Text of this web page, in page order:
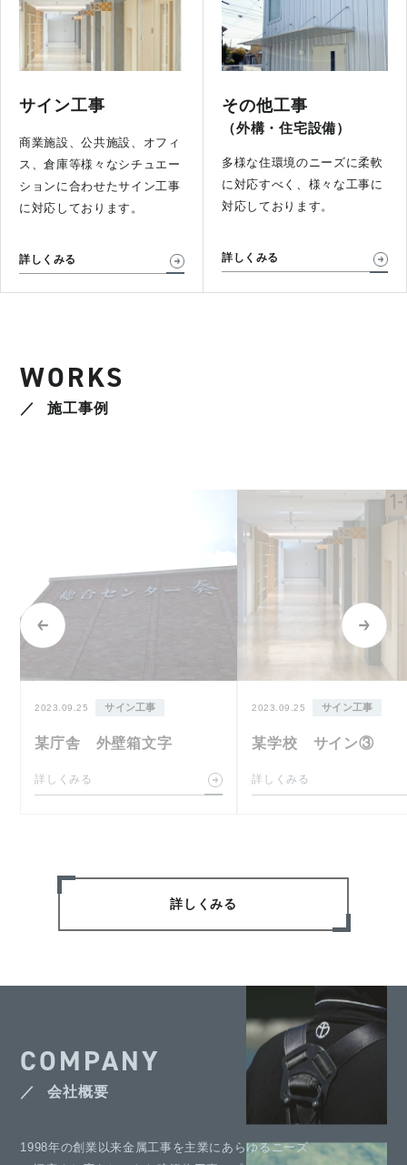
サイン工事
商業施設、公共施設、オフィ
ス、倉庫等様々なシチュエー
ションに合わせたサイン工事
に対応しております。
詳しくみる
その他工事
（外構・住宅設備）
多様な住環境のニーズに柔軟
に対応すべく、様々な工事に
対応しております。
詳しくみる
WORKS
施工事例
2023.09.25 サイン工事
某庁舎 外壁箱文字
詳しくみる
2023.09.25 サイン工事
某学校 サイン③
詳しくみる
詳しくみる
COMPANY
会社概要
1998年の創業以来金属工事を主業にあらゆるニーズ